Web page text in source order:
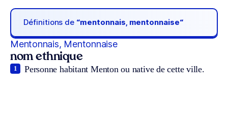
Définitions de “mentonnais, mentonnaise“
Mentonnais, Mentonnaise
nom ethnique
Personne habitant Menton ou native de cette ville.
1